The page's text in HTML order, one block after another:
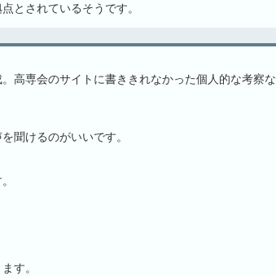
とされているそうです。
高専会のサイトに書ききれなかった個人的な考察な
聞けるのがいいです。
す。